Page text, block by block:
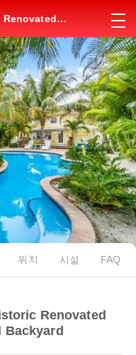
위치 시설 FAQ
Renovated
Backyard